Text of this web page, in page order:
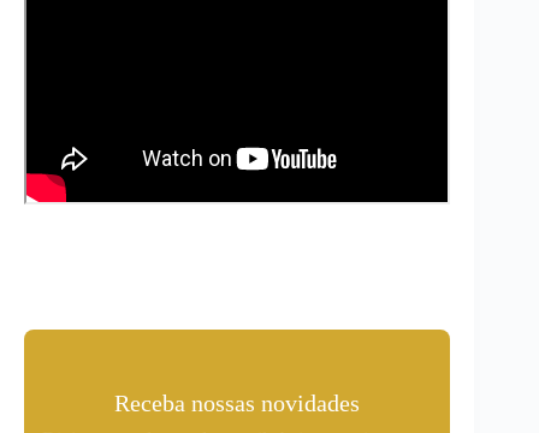
Receba nossas novidades